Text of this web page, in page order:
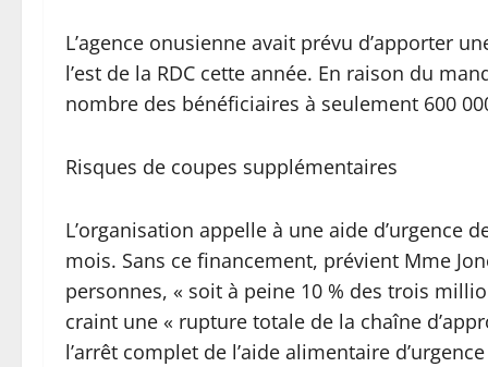
L’agence onusienne avait prévu d’apporter
l’est de la RDC cette année. En raison du
nombre des bénéficiaires à seulement 600
Risques de coupes supplémentaires
L’organisation appelle à une aide
mois. Sans ce financement, prévient Mme
personnes, « soit à peine 10 % des trois
craint une « rupture totale de la chaîne
l’arrêt complet de l’aide alimentaire